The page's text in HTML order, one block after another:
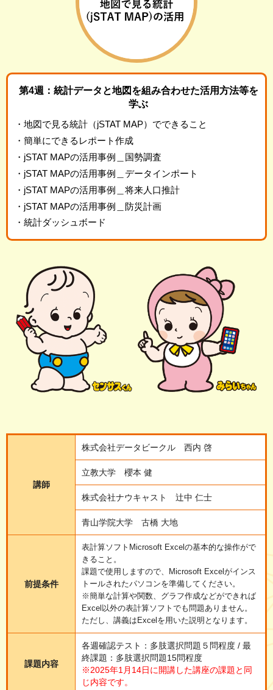
第4週：統計データと地図を組み合わせた活用方法等を
学ぶ
・地図で見る統計（jSTAT MAP）でできること
・簡単にできるレポート作成
・jSTAT MAPの活用事例＿国勢調査
・jSTAT MAPの活用事例＿データインポート
・jSTAT MAPの活用事例＿将来人口推計
・jSTAT MAPの活用事例＿防災計画
・統計ダッシュボード
講師
株式会社データビークル 西内 啓
立教大学 櫻本 健
株式会社ナウキャスト 辻中 仁士
青山学院大学 古橋 大地
前提条件
表計算ソフトMicrosoft Excelの基本的な操作がで
きること。
課題で使用しますので、Microsoft Excelがインス
トールされたパソコンを準備してください。
※簡単な計算や関数、グラフ作成などができれば
Excel以外の表計算ソフトでも問題ありません。
ただし、講義はExcelを用いた説明となります。
課題内容
各週確認テスト：多肢選択問題５問程度 / 最
終課題：多肢選択問題15問程度
※2025年1月14日に開講した講座の課題と同
じ内容です。